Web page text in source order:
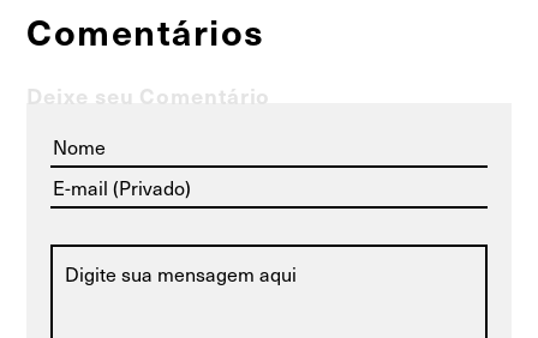
Comentários
Deixe seu Comentário